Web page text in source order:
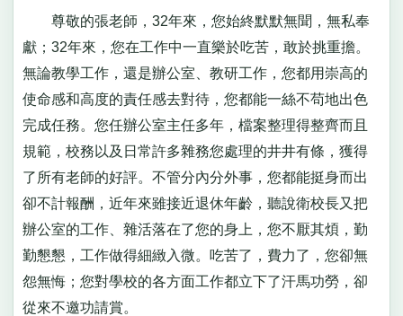
尊敬的張老師，32年來，您始終默默無聞，無私奉
獻；32年來，您在工作中一直樂於吃苦，敢於挑重擔。
無論教學工作，還是辦公室、教研工作，您都用崇高的
使命感和高度的責任感去對待，您都能一絲不苟地出色
完成任務。您任辦公室主任多年，檔案整理得整齊而且
規範，校務以及日常許多雜務您處理的井井有條，獲得
了所有老師的好評。不管分內分外事，您都能挺身而出
卻不計報酬，近年來雖接近退休年齡，聽說衛校長又把
辦公室的工作、雜活落在了您的身上，您不厭其煩，勤
勤懇懇，工作做得細緻入微。吃苦了，費力了，您卻無
怨無悔；您對學校的各方面工作都立下了汗馬功勞，卻
從來不邀功請賞。